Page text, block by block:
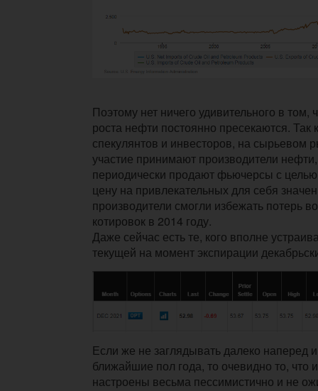
Поэтому нет ничего удивительного в
роста нефти постоянно пресекаются. Так
спекулянтов и инвесторов, на сырьевом
участие принимают производители
периодически продают фьючерсы с
цену на привлекательных для себя
производители смогли избежать потерь
котировок в 2014 году.
Даже сейчас есть те, кого вполне
текущей на момент экспирации
Если же не заглядывать далеко наперед
ближайшие пол года, то очевидно то, что
настроены весьма пессимистично и не